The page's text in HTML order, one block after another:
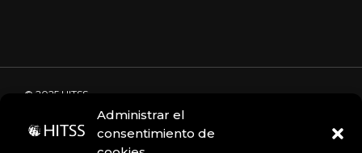
Administrar el
consentimiento de
© 2025 HITSS